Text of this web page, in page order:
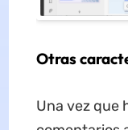
Otras
Una vez que